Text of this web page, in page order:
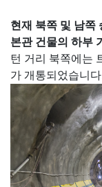
현재 북쪽 및 남쪽
본관 건물의 하부
턴 거리 북쪽에는
가 개통되었습니